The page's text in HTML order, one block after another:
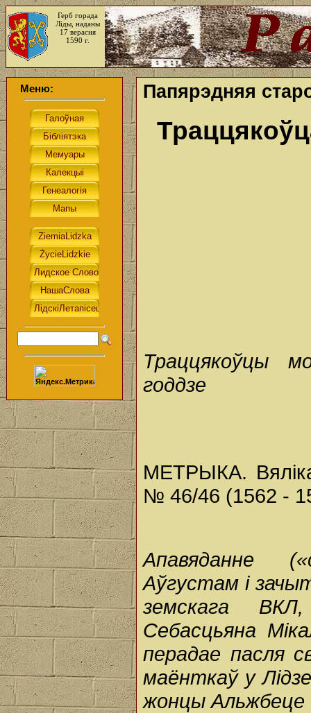
Герб горада
Ліды, наданы
17 верасня
1590 г.
Меню: Папярэдняя
Траццякоўцы
годдзе
МЕТРЫКА.
№ 46/46 (1562 -
Апавяданне
Аўгустам і
земскага ВКЛ,
Себасцьяна
перадае пасля
маёнткаў у
жонцы Альжбеце